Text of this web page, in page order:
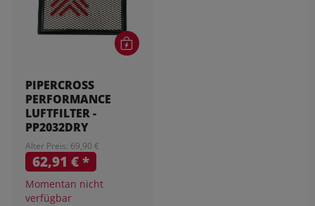
PIPERCROSS
PERFORMANCE
LUFTFILTER -
PP2032DRY
Alter Preis: 69,90 €
62,91 €*
Momentan nicht
verfügbar